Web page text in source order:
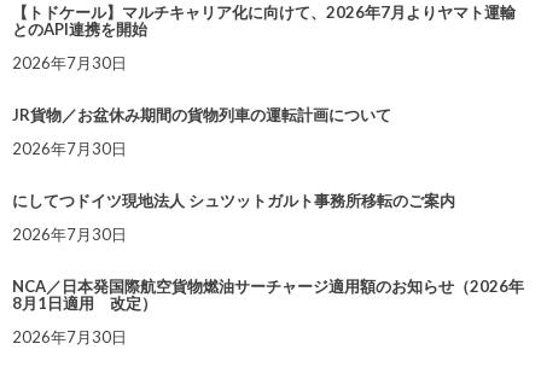
【トドケール】マルチキャリア化に向けて、2026年7月よりヤマト運輸
とのAPI連携を開始
2026年7月30日
JR貨物／お盆休み期間の貨物列車の運転計画について
2026年7月30日
にしてつドイツ現地法人 シュツットガルト事務所移転のご案内
2026年7月30日
NCA／日本発国際航空貨物燃油サーチャージ適用額のお知らせ（2026年
8月1日適用 改定）
2026年7月30日